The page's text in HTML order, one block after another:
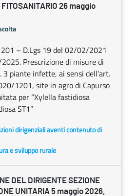
FITOSANITARIO 26 maggio
– D.Lgs 19 del 02/02/2021
Prescrizione di misure di
3 piante infette, ai sensi dell’art.
1201, site in agro di Capurso
per “Xylella fastidiosa
ST1”
dirigenziali aventi contenuto di
e sviluppo rurale
DEL DIRIGENTE SEZIONE
UNITARIA 5 maggio 2026,